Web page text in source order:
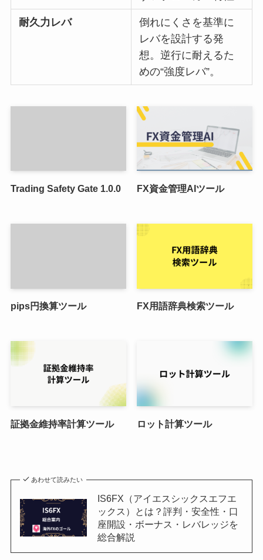
耐久力レバ
倒れにくさを基準に
レバを設計する発
想。逆行に耐えるた
めの“強度レバ”。
Trading Safety Gate 1.0.0 FX資金管理AIツール
pips円換算ツール FX用語辞典検索ツール
証拠金維持率計算ツール ロット計算ツール
あわせて読みたい
IS6FX（アイエスシックスエフエ
ックス）とは？評判・安全性・口
座開設・ボーナス・レバレッジを
総合解説